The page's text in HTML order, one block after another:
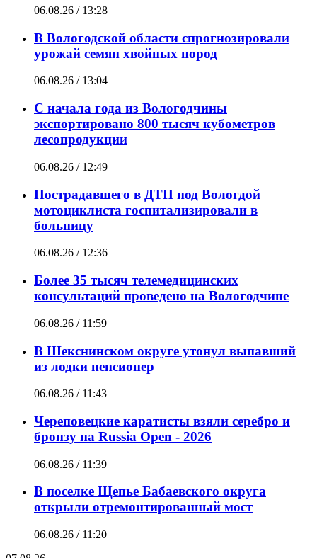
06.08.26 / 13:28
В Вологодской области спрогнозировали
урожай семян хвойных пород
06.08.26 / 13:04
С начала года из Вологодчины
экспортировано 800 тысяч кубометров
лесопродукции
06.08.26 / 12:49
Пострадавшего в ДТП под Вологдой
мотоциклиста госпитализировали в
больницу
06.08.26 / 12:36
Более 35 тысяч телемедицинских
консультаций проведено на Вологодчине
06.08.26 / 11:59
В Шекснинском округе утонул выпавший
из лодки пенсионер
06.08.26 / 11:43
Череповецкие каратисты взяли серебро и
бронзу на Russia Open - 2026
06.08.26 / 11:39
В поселке Щепье Бабаевского округа
открыли отремонтированный мост
06.08.26 / 11:20